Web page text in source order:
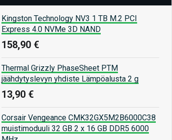
Kingston Technology NV3 1 TB M.2 PCI
Express 4.0 NVMe 3D NAND
158,90 €
Thermal Grizzly PhaseSheet PTM
jäähdytyslevyn yhdiste Lämpöalusta 2 g
13,90 €
Corsair Vengeance CMK32GX5M2B6000C38
muistimoduuli 32 GB 2 x 16 GB DDR5 6000